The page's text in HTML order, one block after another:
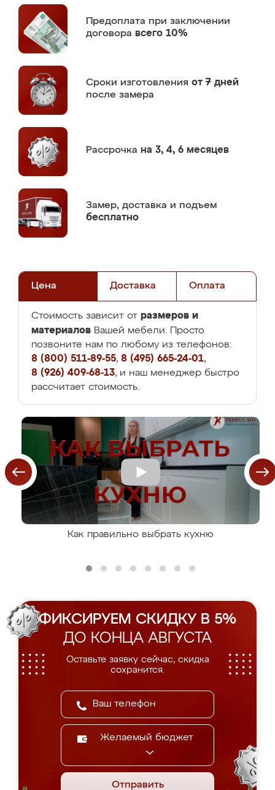
Предоплата при заключении
договора всего 10%
Сроки изготовления от 7 дней
после замера
Рассрочка на 3, 4, 6 месяцев
Замер, доставка и подъем
бесплатно
Цена Доставка Оплата
Стоимость зависит от размеров и
материалов Вашей мебели. Просто
позвоните нам по любому из телефонов:
8 (800) 511-89-55, 8 (495) 665-24-01,
8 (926) 409-68-13, и наш менеджер быстро
рассчитает стоимость.
Как правильно выбрать кухню
ФИКСИРУЕМ СКИДКУ В 5%
ДО КОНЦА АВГУСТА
Оставьте заявку сейчас, скидка
сохранится.
Желаемый бюджет
Отправить